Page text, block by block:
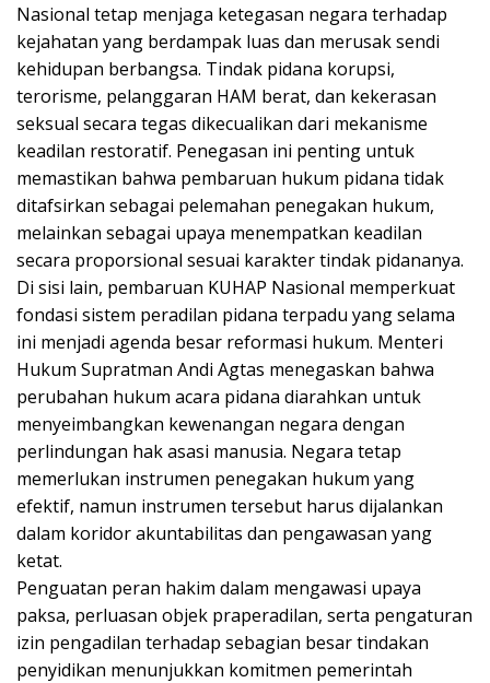
Nasional tetap menjaga ketegasan negara terhadap
kejahatan yang berdampak luas dan merusak sendi
kehidupan berbangsa. Tindak pidana korupsi,
terorisme, pelanggaran HAM berat, dan kekerasan
seksual secara tegas dikecualikan dari mekanisme
keadilan restoratif. Penegasan ini penting untuk
memastikan bahwa pembaruan hukum pidana tidak
ditafsirkan sebagai pelemahan penegakan hukum,
melainkan sebagai upaya menempatkan keadilan
secara proporsional sesuai karakter tindak pidananya.
Di sisi lain, pembaruan KUHAP Nasional memperkuat
fondasi sistem peradilan pidana terpadu yang selama
ini menjadi agenda besar reformasi hukum. Menteri
Hukum Supratman Andi Agtas menegaskan bahwa
perubahan hukum acara pidana diarahkan untuk
menyeimbangkan kewenangan negara dengan
perlindungan hak asasi manusia. Negara tetap
memerlukan instrumen penegakan hukum yang
efektif, namun instrumen tersebut harus dijalankan
dalam koridor akuntabilitas dan pengawasan yang
ketat.
Penguatan peran hakim dalam mengawasi upaya
paksa, perluasan objek praperadilan, serta pengaturan
izin pengadilan terhadap sebagian besar tindakan
penyidikan menunjukkan komitmen pemerintah